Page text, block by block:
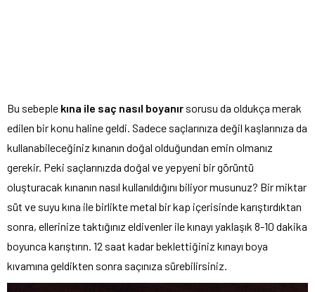
Bu sebeple kına ile saç nasıl boyanır sorusu da oldukça merak
edilen bir konu haline geldi. Sadece saçlarınıza değil kaşlarınıza da
kullanabileceğiniz kınanın doğal olduğundan emin olmanız
gerekir. Peki saçlarınızda doğal ve yepyeni bir görüntü
oluşturacak kınanın nasıl kullanıldığını biliyor musunuz? Bir miktar
süt ve suyu kına ile birlikte metal bir kap içerisinde karıştırdıktan
sonra, ellerinize taktığınız eldivenler ile kınayı yaklaşık 8-10 dakika
boyunca karıştırın. 12 saat kadar beklettiğiniz kınayı boya
kıvamına geldikten sonra saçınıza sürebilirsiniz.